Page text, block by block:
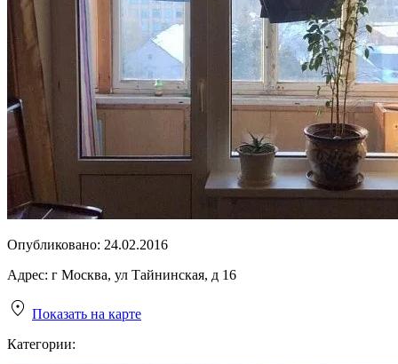
Опубликовано: 24.02.2016
Адрес: г Москва, ул Тайнинская, д 16
Показать на карте
Категории: